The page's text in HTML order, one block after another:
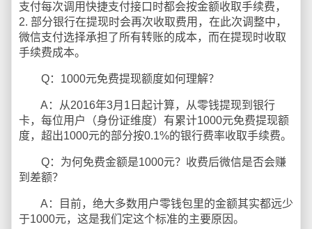
支付每次调用快捷支付接口时都会按金额收取手续费，
2. 部分银行在提现时会再次收取费用，在此次调整中，
微信支付选择承担了所有转账的成本，而在提现时收取
手续费成本。
Q：1000元免费提现额度如何理解？
A：从2016年3月1日起计算，从零钱提现到银行
卡，每位用户（身份证维度）有累计1000元免费提现额
度，超出1000元的部分按0.1%的银行费率收取手续费。
Q：为何免费金额是1000元？收费后微信是否会赚
到差额？
A：目前，绝大多数用户零钱包里的金额其实都远少
于1000元，这是我们定这个标准的主要原因。